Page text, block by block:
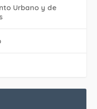
Urbano y de